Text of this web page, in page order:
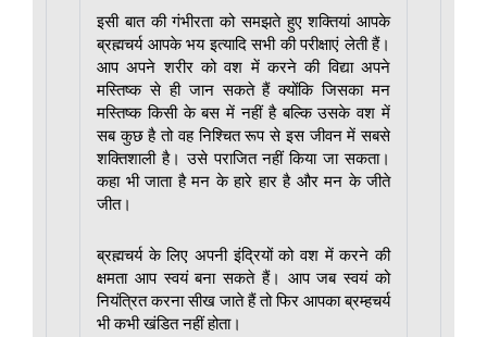
इसी बात की गंभीरता को समझते हुए शक्तियां आपके
ब्रह्मचर्य आपके भय इत्यादि सभी की परीक्षाएं लेती हैं।
आप अपने शरीर को वश में करने की विद्या अपने
मस्तिष्क से ही जान सकते हैं क्योंकि जिसका मन
मस्तिष्क किसी के बस में नहीं है बल्कि उसके वश में
सब कुछ है तो वह निश्चित रूप से इस जीवन में सबसे
शक्तिशाली है। उसे पराजित नहीं किया जा सकता।
कहा भी जाता है मन के हारे हार है और मन के जीते
जीत।
ब्रह्मचर्य के लिए अपनी इंद्रियों को वश में करने की
क्षमता आप स्वयं बना सकते हैं। आप जब स्वयं को
नियंत्रित करना सीख जाते हैं तो फिर आपका ब्रम्हचर्य
भी कभी खंडित नहीं होता।